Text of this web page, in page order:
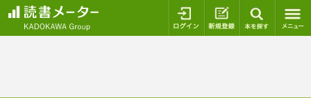
ログイン 新規登録